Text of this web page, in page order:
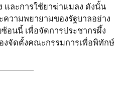
และการใช้ยาฆ่าแมลง ดังนั้น
วามพยายามของรัฐบาลอย่าง
อนนี้ เพื่อจัดการประชากรผึ้ง
งจัดตั้งคณะกรรมการเพื่อพิทักษ์